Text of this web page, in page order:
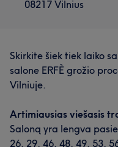
08217 Vilnius
Skirkite šiek tiek laiko
salone ERFÈ grožio
Vilniuje.
Artimiausias viešasis
Saloną yra lengva
26, 29, 46, 48, 49, 53,